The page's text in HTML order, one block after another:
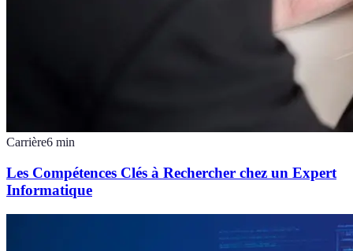
Carrière6 min
Les Compétences Clés à Rechercher chez un Expert
Informatique